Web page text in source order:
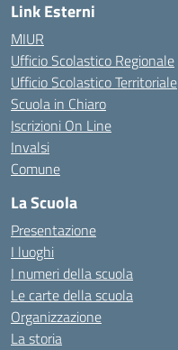
Link Esterni
MIUR
Ufficio Scolastico Regionale
Ufficio Scolastico Territoriale
Scuola in Chiaro
Iscrizioni On Line
Invalsi
Comune
La Scuola
Presentazione
I luoghi
I numeri della scuola
Le carte della scuola
Organizzazione
La storia